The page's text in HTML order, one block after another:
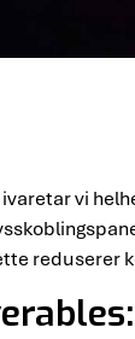
vi
reduserer